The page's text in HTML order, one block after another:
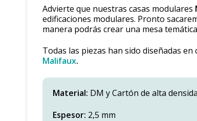
Advierte que nuestras casas modulares
edificaciones modulares. Pronto
manera podrás crear una mesa
Todas las piezas han sido diseñadas
Malifaux.
Material: DM y Cartón de alta
Espesor: 2,5 mm